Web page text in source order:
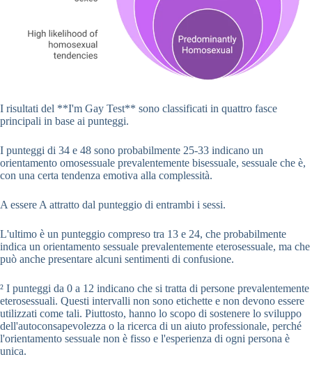
I risultati del **I'm Gay Test** sono classificati in quattro fasce
principali in base ai punteggi.
I punteggi di 34 e 48 sono probabilmente 25-33 indicano un
orientamento omosessuale prevalentemente bisessuale, sessuale che è,
con una certa tendenza emotiva alla complessità.
A essere A attratto dal punteggio di entrambi i sessi.
L'ultimo è un punteggio compreso tra 13 e 24, che probabilmente
indica un orientamento sessuale prevalentemente eterosessuale, ma che
può anche presentare alcuni sentimenti di confusione.
² I punteggi da 0 a 12 indicano che si tratta di persone prevalentemente
eterosessuali. Questi intervalli non sono etichette e non devono essere
utilizzati come tali. Piuttosto, hanno lo scopo di sostenere lo sviluppo
dell'autoconsapevolezza o la ricerca di un aiuto professionale, perché
l'orientamento sessuale non è fisso e l'esperienza di ogni persona è
unica.